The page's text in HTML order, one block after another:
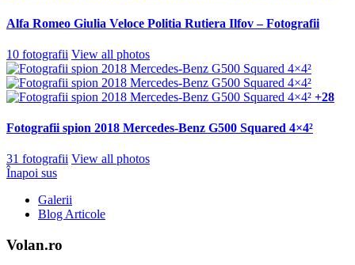
Alfa Romeo Giulia Veloce Politia Rutiera Ilfov – Fotografii
10 fotografii View all photos
+28
Fotografii spion 2018 Mercedes-Benz G500 Squared 4×4²
31 fotografii View all photos
Înapoi sus
Galerii
Blog Articole
Volan.ro